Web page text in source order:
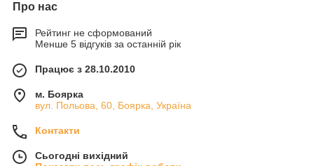
Про нас
Рейтинг не сформований
Менше 5 відгуків за останній рік
Працює з 28.10.2010
м. Боярка
вул. Польова, 60, Боярка, Україна
Контакти
Сьогодні вихідний